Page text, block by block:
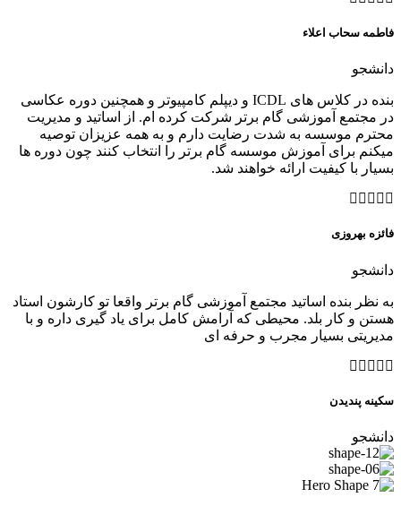
فاطمه سحاب اعلاء
دانشجو
بنده در کلاس های ICDL و دیپلم کامپیوتر و همچنین دوره عکاسی
در مجتمع آموزشی گام برتر شرکت کرده ام. از اساتید و‌ مدیریت
محترم موسسه به شدت رضایت دارم و به همه عزیزان توصیه
میکنم برای آموزش موسسه گام برتر را انتخاب کنند چون دوره ها
بسیار با کیفیت ارائه خواهند شد.
فائزه بهروزی
دانشجو
به نظر بنده اساتید مجتمع آموزشی گام برتر واقعا تو کارشون استاد
هستن و کار بلد. محیطی که آرامش کامل برای یاد گیری داره و با
مدیریتی بسیار مجرب و حرفه ای
سکینه ‌پندیدن
دانشجو